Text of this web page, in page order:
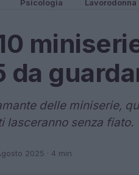
Psicologia Lavorodonna
da
delle miniserie,
lasceranno senza fiato.
2025 · 4 min